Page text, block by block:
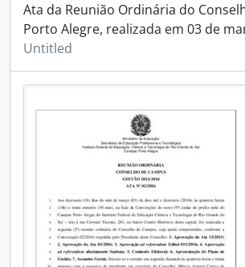
Ata da Reunião Ordinária do
Porto Alegre, realizada em 03 de
Untitled